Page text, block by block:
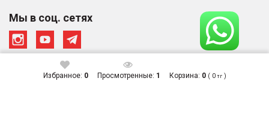
Избранное: 0 Просмотренные: 1 Корзина: 0 ( 0тг)
Мы в соц. сетях